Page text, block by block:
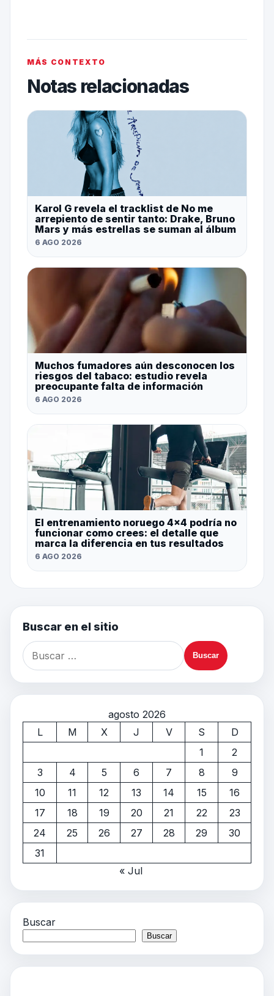
MÁS CONTEXTO
Notas relacionadas
Karol G revela el tracklist de No me
arrepiento de sentir tanto: Drake, Bruno
Mars y más estrellas se suman al álbum
6 AGO 2026
Muchos fumadores aún desconocen los
riesgos del tabaco: estudio revela
preocupante falta de información
6 AGO 2026
El entrenamiento noruego 4×4 podría no
funcionar como crees: el detalle que
marca la diferencia en tus resultados
6 AGO 2026
Buscar en el sitio
agosto 2026
L
M X J V S
D
1
2
3
4 5 6 7 8
9
10
11 12 13 14 15
16
17
18 19 20 21 22
23
24
25 26 27 28 29
30
31
« Jul
Buscar
Buscar